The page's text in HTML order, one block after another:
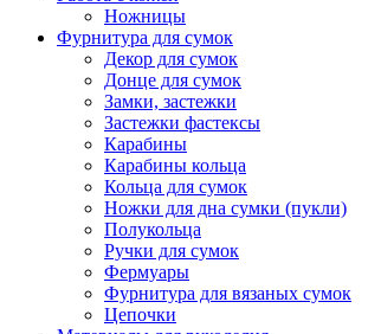
Ножницы
Фурнитура для сумок
Декор для сумок
Донце для сумок
Замки, застежки
Застежки фастексы
Карабины
Карабины кольца
Кольца для сумок
Ножки для дна сумки (пукли)
Полукольца
Ручки для сумок
Фермуары
Фурнитура для вязаных сумок
Цепочки